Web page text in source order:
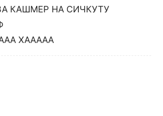
КАШМЕР НА СИЧКУТУ
ХААААА